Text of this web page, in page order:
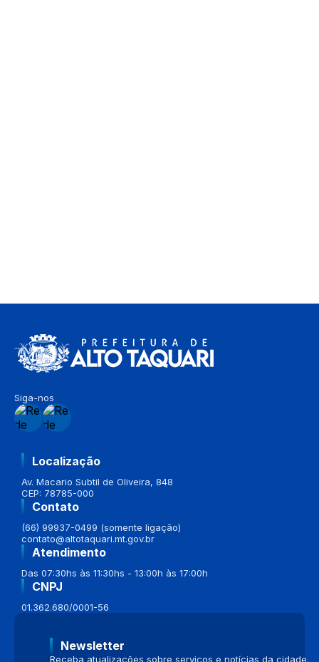
Siga-nos
Localização
Av. Macario Subtil de Oliveira, 848
CEP: 78785-000
Contato
(66) 99937-0499 (somente ligação)
contato@altotaquari.mt.gov.br
Atendimento
Das 07:30hs às 11:30hs - 13:00h às 17:00h
CNPJ
01.362.680/0001-56
Newsletter
Receba atualizações sobre serviços e notícias da cidade.